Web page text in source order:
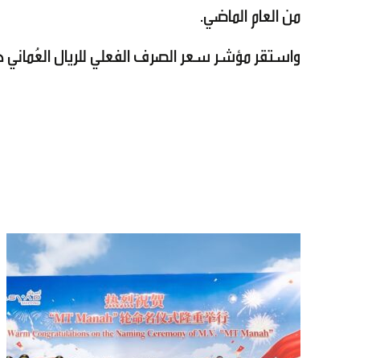
من العام الماضي.
واستقر مؤشر سعر الصرف الفعلي للريال العُماني دون تغيير عند